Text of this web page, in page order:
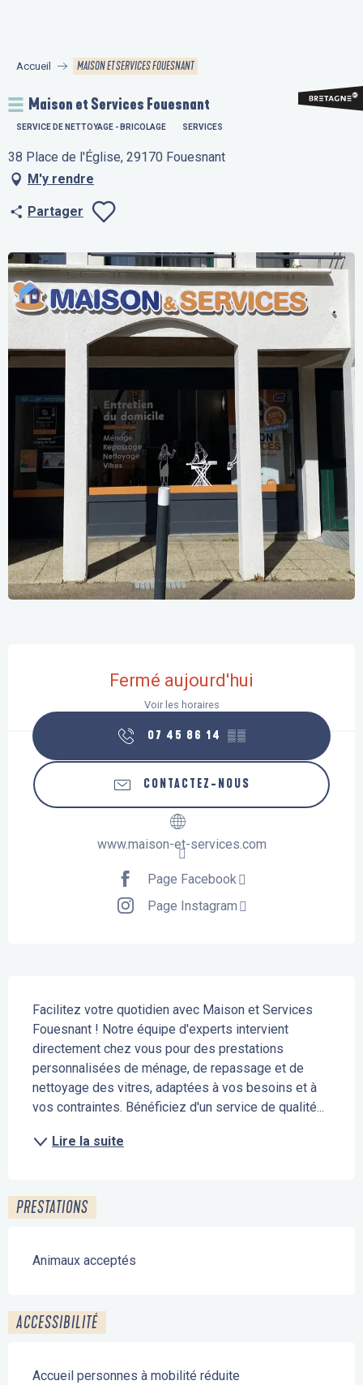
principal
Accueil MAISON ET SERVICES FOUESNANT
Maison et Services Fouesnant
SERVICE DE NETTOYAGE - BRICOLAGE SERVICES
38 Place de l'Église, 29170 Fouesnant
M'y rendre
Partager
Fermé aujourd'hui
Voir les horaires
07 45 86 14 ▒▒
CONTACTEZ-NOUS
www.maison-et-services.com
Page Facebook
Page Instagram
Facilitez votre quotidien avec Maison et Services
Fouesnant ! Notre équipe d'experts intervient
directement chez vous pour des prestations
personnalisées de ménage, de repassage et de
nettoyage des vitres, adaptées à vos besoins et à
vos contraintes. Bénéficiez d'un service de qualité...
Lire la suite
PRESTATIONS
Animaux acceptés
ACCESSIBILITÉ
Accueil personnes à mobilité réduite